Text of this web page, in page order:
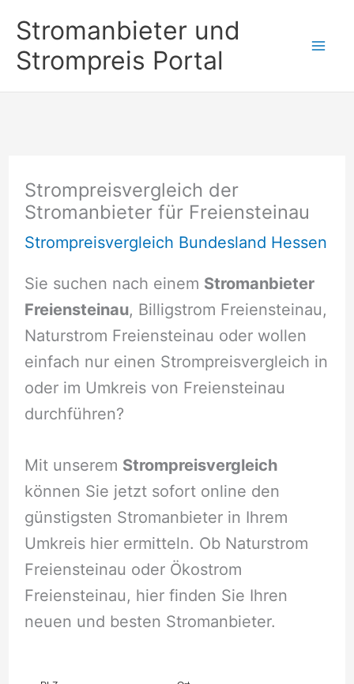
Inhalt
springen
Stromanbieter und
Strompreis Portal
Strompreisvergleich der
Stromanbieter für Freiensteinau
Strompreisvergleich Bundesland Hessen
Sie suchen nach einem Stromanbieter
Freiensteinau, Billigstrom Freiensteinau,
Naturstrom Freiensteinau oder wollen
einfach nur einen Strompreisvergleich in
oder im Umkreis von Freiensteinau
durchführen?
Mit unserem Strompreisvergleich
können Sie jetzt sofort online den
günstigsten Stromanbieter in Ihrem
Umkreis hier ermitteln. Ob Naturstrom
Freiensteinau oder Ökostrom
Freiensteinau, hier finden Sie Ihren
neuen und besten Stromanbieter.